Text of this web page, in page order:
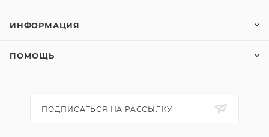
ИНФОРМАЦИЯ
ПОМОЩЬ
ПОДПИСАТЬСЯ НА РАССЫЛКУ